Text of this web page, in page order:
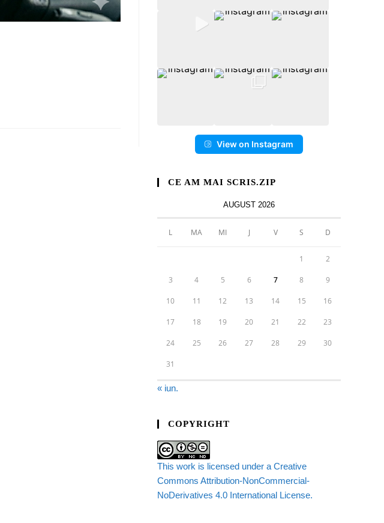
View on Instagram
CE AM MAI SCRIS.ZIP
AUGUST 2026
L MA MI J V S D
1 2
3 4 5 6 7 8 9
10 11 12 13 14 15 16
17 18 19 20 21 22 23
24 25 26 27 28 29 30
31
« iun.
COPYRIGHT
This work is licensed under a Creative
Commons Attribution-NonCommercial-
NoDerivatives 4.0 International License.